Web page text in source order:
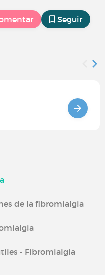
Seguir
de la fibromialgia
- Fibromialgia